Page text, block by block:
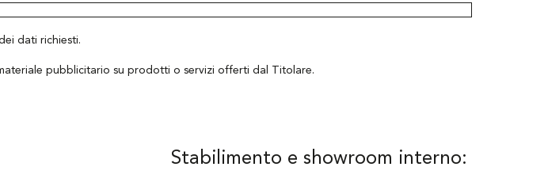
dati richiesti.
pubblicitario su prodotti o servizi offerti dal Titolare.
Stabilimento e showroom interno: